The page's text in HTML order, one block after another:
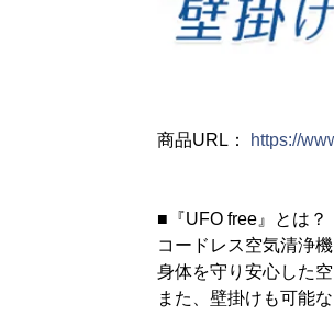
商品URL： https://
■『UFO free』とは？
コードレス空気清浄
身体を守り安心した
また、壁掛けも可能